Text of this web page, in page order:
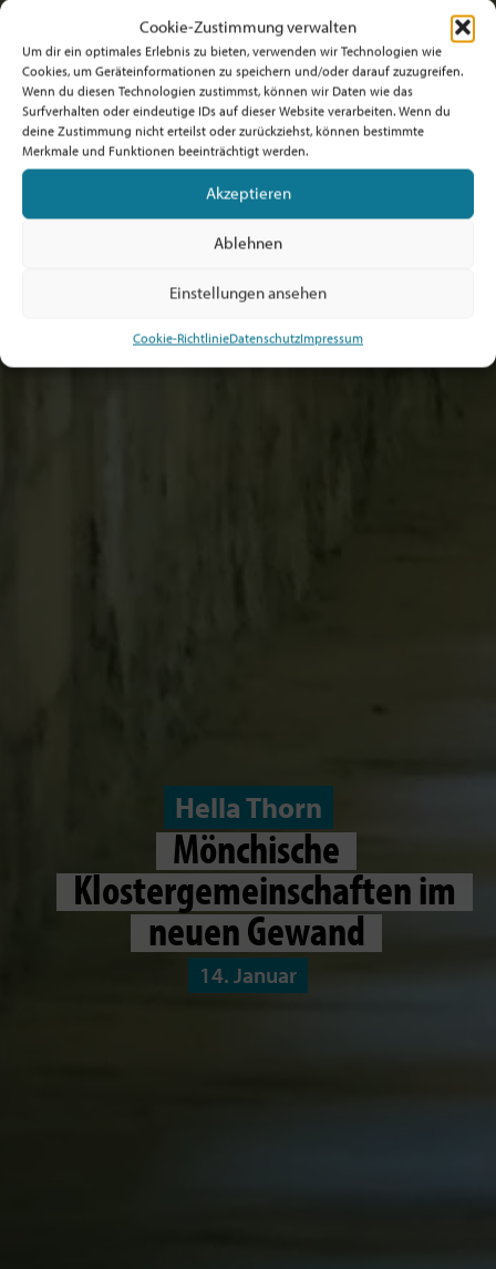
Cookie-Zustimmung verwalten
Um dir ein optimales Erlebnis zu bieten, verwenden wir Technologien wie
Cookies, um Geräteinformationen zu speichern und/oder darauf zuzugreifen.
Wenn du diesen Technologien zustimmst, können wir Daten wie das
Surfverhalten oder eindeutige IDs auf dieser Website verarbeiten. Wenn du
deine Zustimmung nicht erteilst oder zurückziehst, können bestimmte
Merkmale und Funktionen beeinträchtigt werden.
Akzeptieren
Ablehnen
Einstellungen ansehen
Cookie-RichtlinieDatenschutzImpressum
Hella Thorn
Mönchische
Klostergemeinschaften im
neuen Gewand
14. Januar